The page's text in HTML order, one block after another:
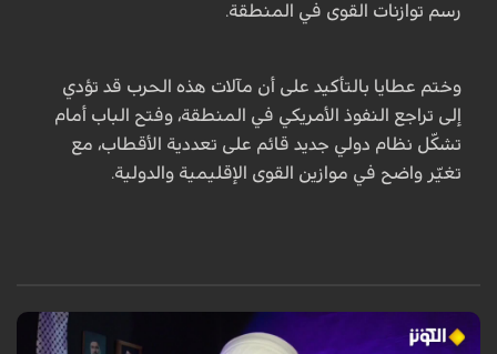
رسم توازنات القوى في المنطقة.
وختم عطايا بالتأكيد على أن مآلات هذه الحرب قد تؤدي
إلى تراجع النفوذ الأمريكي في المنطقة، وفتح الباب أمام
تشكّل نظام دولي جديد قائم على تعددية الأقطاب، مع
تغيّر واضح في موازين القوى الإقليمية والدولية.